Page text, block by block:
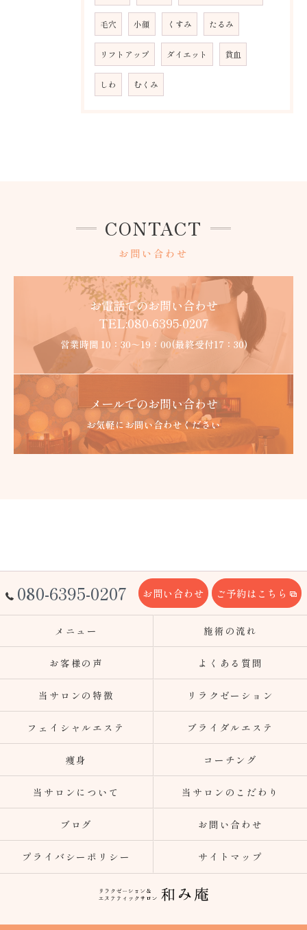
毛穴 小顔 くすみ たるみ
リフトアップ ダイエット 貧血
しわ むくみ
お問い合わせ
CONTACT
お電話でのお問い合わせ
TEL:080-6395-0207
営業時間 10：30～19：00(最終受付17：30)
メールでのお問い合わせ
お気軽にお問い合わせください
080-6395-0207 お問い合わせ ご予約はこちら
メニュー 施術の流れ
お客様の声 よくある質問
当サロンの特徴 リラクゼーション
フェイシャルエステ ブライダルエステ
痩身 コーチング
当サロンについて 当サロンのこだわり
ブログ お問い合わせ
プライバシーポリシー サイトマップ